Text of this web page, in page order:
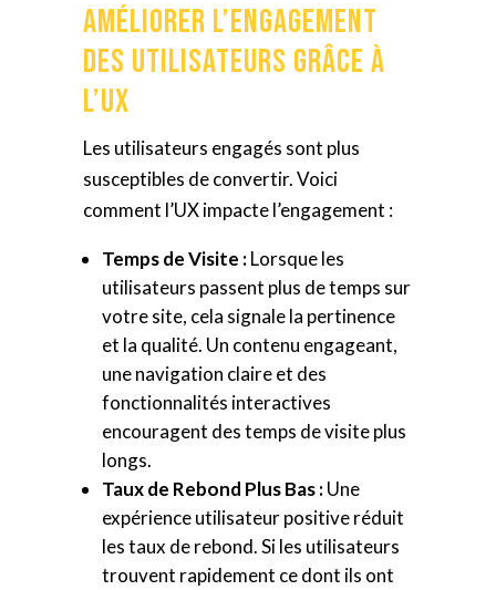
Améliorer l’Engagement
des Utilisateurs Grâce à
l’UX
Les utilisateurs engagés sont plus
susceptibles de convertir. Voici
comment l’UX impacte l’engagement :
Temps de Visite :Lorsque les
utilisateurs passent plus de temps sur
votre site, cela signale la pertinence
et la qualité. Un contenu engageant,
une navigation claire et des
fonctionnalités interactives
encouragent des temps de visite plus
longs.
Taux de Rebond Plus Bas :Une
expérience utilisateur positive réduit
les taux de rebond. Si les utilisateurs
trouvent rapidement ce dont ils ont